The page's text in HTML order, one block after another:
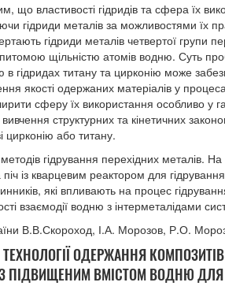
що властивості гідридів та сфера їх
гідриди металів за можливостями їх
гідриди металів четвертої групи
щільністю атомів водню. Суть
в гідридах титану та цирконію може
якості одержаних матеріалів у
сферу їх використання особливо у
структурних та кінетичних
цирконію або титану.
гідрування перехідних металів.
із кварцевим реактором для
які впливають на процес
взаємодії водню з інтерметалідами
В.В.Скороход, І.А. Морозов, Р.О.
ОДЕРЖАННЯ
З ПІДВИЩЕНИМ ВМІСТОМ ВОДНЮ ДЛЯ